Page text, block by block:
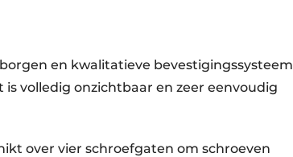
en kwalitatieve bevestigingssysteem
volledig onzichtbaar en zeer eenvoudig
over vier schroefgaten om schroeven